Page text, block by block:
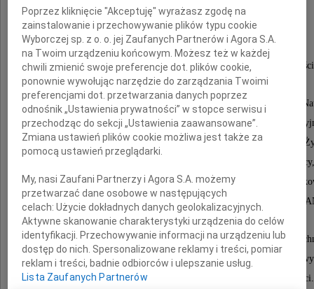
prorektor tej uczelni w latach 1981-1984.
Autor wielu publikacji naukowych i książek
dotyczących podstaw przechowalnictwa
W latach 1990-2010 Przewodniczący Komisji Nagród
przy Wydziale V Nauk Rolniczych, Leśnych i
Przez wiele lat związany Komitetem Technologii i Chemii
jako jego przewodniczący i wiceprzewodniczący,
w latach 1988-98 wiceprzewodniczący Rady
Instytutu Rozrodu Zwierząt i Badań Żywności
Członek honorowy Stowarzyszenia Inżynierów i
Przemysłu Spożywczego oraz członek honorowy
Polskiego Towarzystwa Technologów Żywności.
Poprzez kliknięcie "Akceptuję" wyrażasz zgodę na
zainstalowanie i przechowywanie plików typu cookie
Wyborczej sp. z o. o. jej Zaufanych Partnerów i Agora S.A.
na Twoim urządzeniu końcowym. Możesz też w każdej
chwili zmienić swoje preferencje dot. plików cookie,
ponownie wywołując narzędzie do zarządzania Twoimi
preferencjami dot. przetwarzania danych poprzez
odnośnik „Ustawienia prywatności” w stopce serwisu i
przechodząc do sekcji „Ustawienia zaawansowane”.
Zmiana ustawień plików cookie możliwa jest także za
pomocą ustawień przeglądarki.
My, nasi Zaufani Partnerzy i Agora S.A. możemy
przetwarzać dane osobowe w następujących
celach:Użycie dokładnych danych geolokalizacyjnych.
Aktywne skanowanie charakterystyki urządzenia do celów
identyfikacji. Przechowywanie informacji na urządzeniu lub
dostęp do nich. Spersonalizowane reklamy i treści, pomiar
reklam i treści, badnie odbiorców i ulepszanie usług.
Lista Zaufanych Partnerów